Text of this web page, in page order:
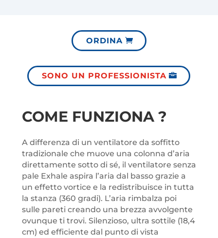
ORDINA
SONO UN PROFESSIONISTA
COME FUNZIONA ?
A differenza di un ventilatore da soffitto
tradizionale che muove una colonna d’aria
direttamente sotto di sé, il ventilatore senza
pale Exhale aspira l’aria dal basso grazie a
un effetto vortice e la redistribuisce in tutta
la stanza (360 gradi). L’aria rimbalza poi
sulle pareti creando una brezza avvolgente
ovunque ti trovi. Silenzioso, ultra sottile (18,4
cm) ed efficiente dal punto di vista